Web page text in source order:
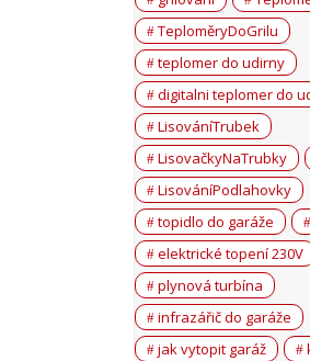
TeploměryDoGrilu
teplomer do udirny
digitalni teplomer do
LisováníTrubek
LisovačkyNaTrubky
LisováníPodlahovky
topidlo do garáže
elektrické topení 230V
plynová turbína
infrazářič do garáže
jak vytopit garáž